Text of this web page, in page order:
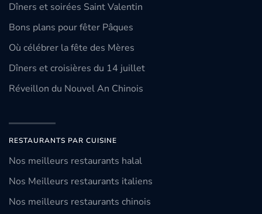
Dîners et soirées Saint Valentin
Bons plans pour fêter Pâques
Où célébrer la fête des Mères
Dîners et croisières du 14 juillet
Réveillon du Nouvel An Chinois
RESTAURANTS PAR CUISINE
Nos meilleurs restaurants halal
Nos Meilleurs restaurants italiens
Nos meilleurs restaurants chinois